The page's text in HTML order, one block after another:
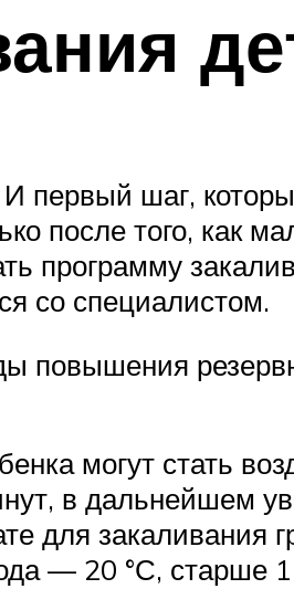
первый шаг,
после того, как
программу
со специалистом.
повышения
могут стать
в дальнейшем
для закаливания
— 20 °С, старше